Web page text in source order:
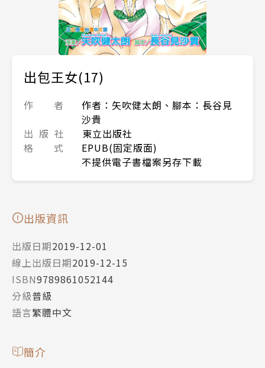
出包王女(17)
作 者
作者：矢吹健太朗、腳本：長谷見
沙貴
出 版 社
東立出版社
格 式
EPUB(固定版面)
不提供電子書檔案另存下載
出版資訊
出版日期2019-12-01
線上出版日期2019-12-15
ISBN9789861052144
分級普級
語言繁體中文
簡介